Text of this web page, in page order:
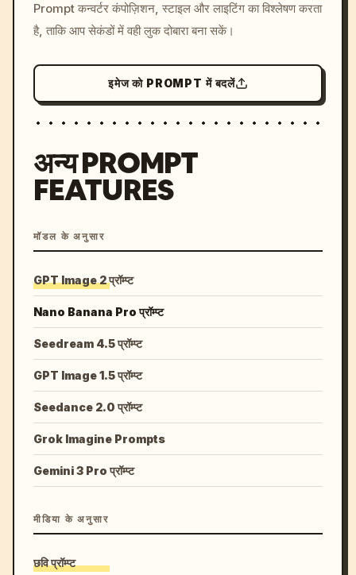
colors, 8k --v 6.0
Prompt कन्वर्टर कंपोज़िशन, स्टाइल और लाइटिंग का विश्लेषण करता
है, ताकि आप सेकंडों में वही लुक दोबारा बना सकें।
इमेज को PROMPT में बदलें
अन्य PROMPT
FEATURES
मॉडल के अनुसार
GPT Image 2 प्रॉम्प्ट
Nano Banana Pro प्रॉम्प्ट
Seedream 4.5 प्रॉम्प्ट
GPT Image 1.5 प्रॉम्प्ट
Seedance 2.0 प्रॉम्प्ट
Grok Imagine Prompts
Gemini 3 Pro प्रॉम्प्ट
मीडिया के अनुसार
छवि प्रॉम्प्ट